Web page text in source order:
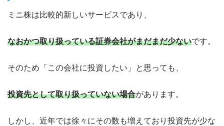
ミニ株は比較的新しいサービスであり、
なおかつ取り扱っている証券会社がまだまだ少ないです。
そのため「この会社に投資したい」と思っても、
投資先として取り扱っていない場合があります。
しかし、近年では徐々にその数も増えており 投資先が少な